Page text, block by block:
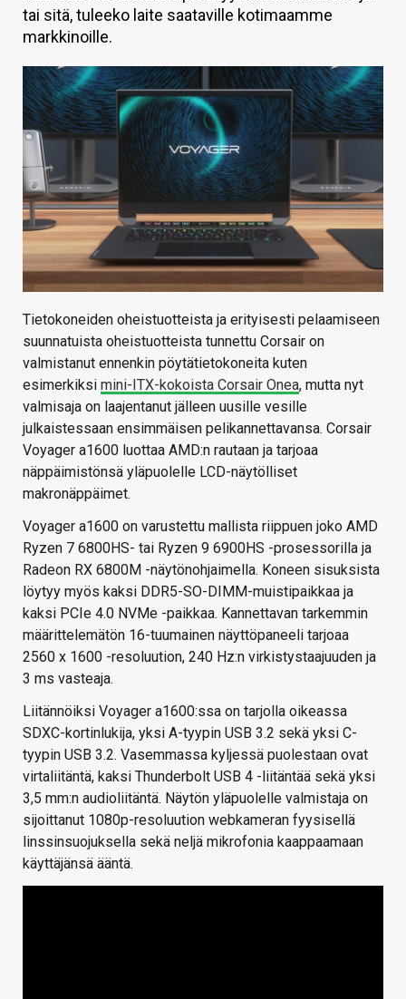
VAIHDA TEEMA
HAKU
tai sitä, tuleeko laite saataville kotimaamme
markkinoille.
Tietokoneiden oheistuotteista ja erityisesti pelaamiseen
suunnatuista oheistuotteista tunnettu Corsair on
valmistanut ennenkin pöytätietokoneita kuten
esimerkiksi mini-ITX-kokoista Corsair Onea, mutta nyt
valmisaja on laajentanut jälleen uusille vesille
julkaistessaan ensimmäisen pelikannettavansa. Corsair
Voyager a1600 luottaa AMD:n rautaan ja tarjoaa
näppäimistönsä yläpuolelle LCD-näytölliset
makronäppäimet.
Voyager a1600 on varustettu mallista riippuen joko AMD
Ryzen 7 6800HS- tai Ryzen 9 6900HS -prosessorilla ja
Radeon RX 6800M -näytönohjaimella. Koneen sisuksista
löytyy myös kaksi DDR5-SO-DIMM-muistipaikkaa ja
kaksi PCIe 4.0 NVMe -paikkaa. Kannettavan tarkemmin
määrittelemätön 16-tuumainen näyttöpaneeli tarjoaa
2560 x 1600 -resoluution, 240 Hz:n virkistystaajuuden ja
3 ms vasteaja.
Liitännöiksi Voyager a1600:ssa on tarjolla oikeassa
SDXC-kortinlukija, yksi A-tyypin USB 3.2 sekä yksi C-
tyypin USB 3.2. Vasemmassa kyljessä puolestaan ovat
virtaliitäntä, kaksi Thunderbolt USB 4 -liitäntää sekä yksi
3,5 mm:n audioliitäntä. Näytön yläpuolelle valmistaja on
sijoittanut 1080p-resoluution webkameran fyysisellä
linssinsuojuksella sekä neljä mikrofonia kaappaamaan
käyttäjänsä ääntä.